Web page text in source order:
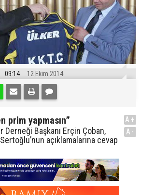
09:14 12 Ekim 2014
prim yapmasın”
Derneği Başkanı Erçin Çoban,
açıklamalarına cevap
A+
A-